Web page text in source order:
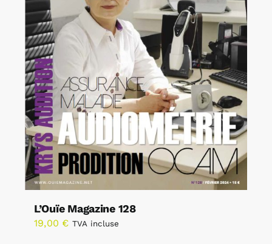
L’Ouïe Magazine 128
19,00 € TVA incluse